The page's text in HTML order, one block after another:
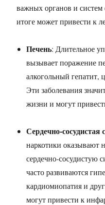
важных органов и
итоге может привести к
Печень: Длительное
вызывает поражение
алкогольный гепатит,
Эти заболевания
жизни и могут
Сердечно-сосудистая
наркотики оказывают
сердечно-сосудистую
часто развиваются
кардиомиопатия и
могут привести к